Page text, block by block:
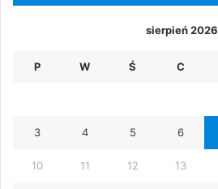
sierpień 2026
P W Ś C
3 4 5 6
10 11 12 13